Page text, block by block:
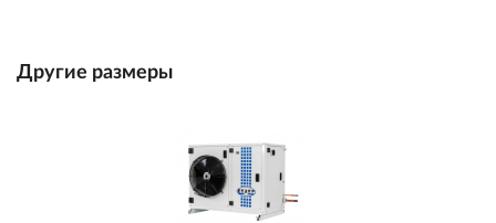
Другие размеры